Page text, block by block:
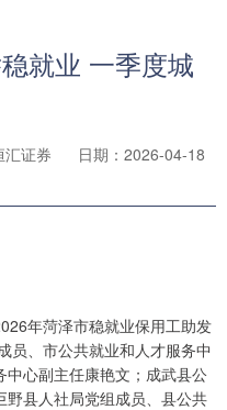
就业 一季度城
汇证券
日期：2026-04-18
年菏泽市稳就业保用工助发
员、市公共就业和人才服务中
心副主任康艳文；成武县公
县人社局党组成员、县公共